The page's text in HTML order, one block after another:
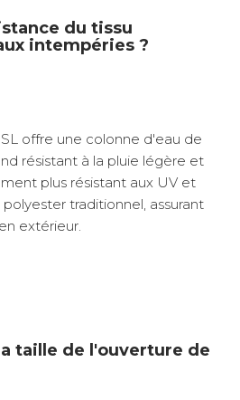
du tissu
intempéries ?
offre une colonne d'eau de
résistant à la pluie légère et
plus résistant aux UV et
traditionnel, assurant
extérieur.
taille de l'ouverture de